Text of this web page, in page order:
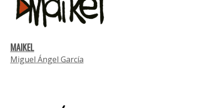
MAIKEL
Miguel Ángel García